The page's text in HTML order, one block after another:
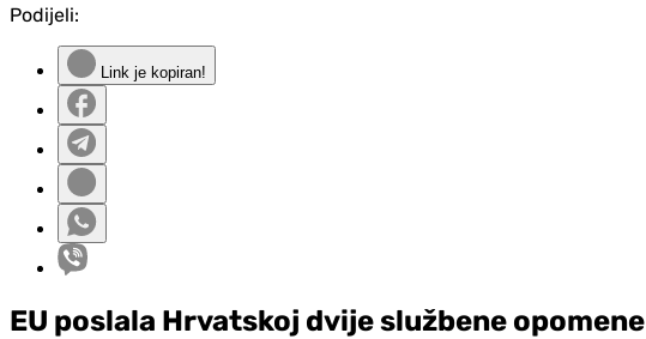
Podijeli:
Link je kopiran!
EU poslala Hrvatskoj dvije službene opomene